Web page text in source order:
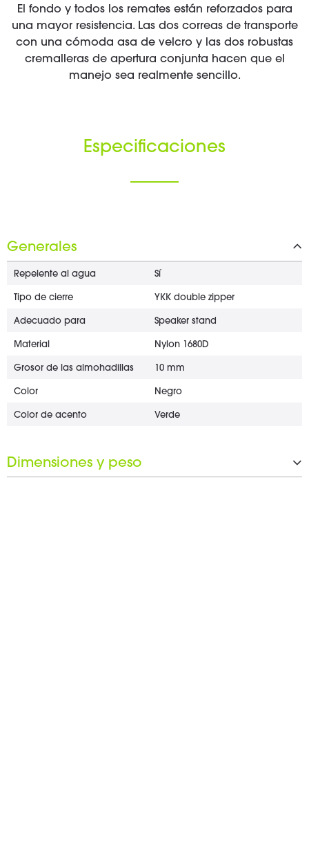
El fondo y todos los remates están reforzados para
una mayor resistencia. Las dos correas de transporte
con una cómoda asa de velcro y las dos robustas
cremalleras de apertura conjunta hacen que el
manejo sea realmente sencillo.
Especificaciones
Generales
Repelente al agua Sí
Tipo de cierre YKK double zipper
Adecuado para Speaker stand
Material Nylon 1680D
Grosor de las almohadillas 10 mm
Color Negro
Color de acento Verde
Dimensiones y peso